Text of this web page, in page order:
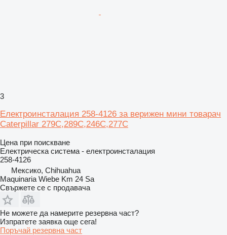
3
Електроинсталация 258-4126 за верижен мини товарач
Caterpillar 279C,289C,246C,277C
Цена при поискване
Електрическа система - електроинсталация
258-4126
Мексико, Chihuahua
Maquinaria Wiebe Km 24 Sa
Свържете се с продавача
Не можете да намерите резервна част?
Изпратете заявка още сега!
Поръчай резервна част